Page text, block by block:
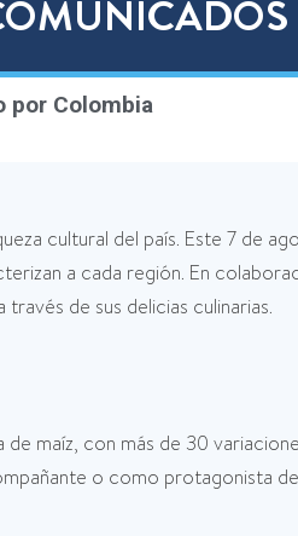
por Colombia
cultural del país. Este 7 de
a cada región. En
de sus delicias culinarias.
maíz, con más de 30
o como protagonista